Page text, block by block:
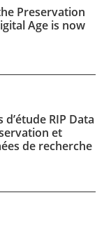
Preservation
Age is now
RIP Data
et
de recherche